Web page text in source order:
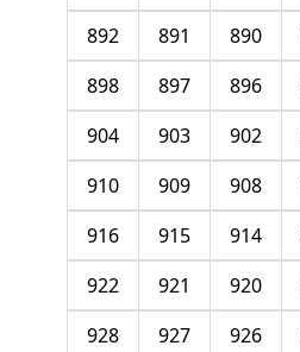
890
891
892
896
897
898
902
903
904
908
909
910
914
915
916
920
921
922
926
927
928